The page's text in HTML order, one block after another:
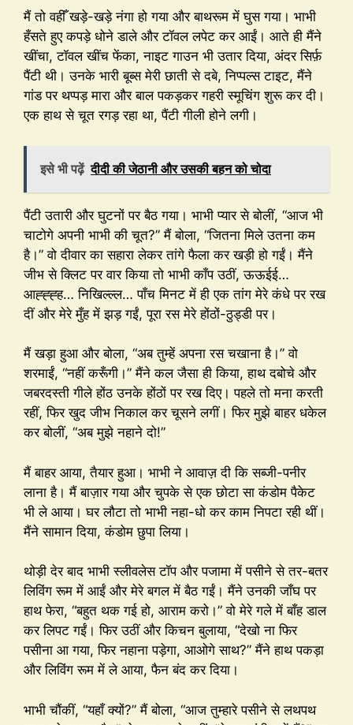
मैं तो वहीँ खड़े-खड़े नंगा हो गया और बाथरूम में घुस गया। भाभी
हँसते हुए कपड़े धोने डाले और टॉवल लपेट कर आईं। आते ही मैंने
खींचा, टॉवल खींच फेंका, नाइट गाउन भी उतार दिया, अंदर सिर्फ़
पैंटी थी। उनके भारी बूब्स मेरी छाती से दबे, निप्पल्स टाइट, मैंने
गांड पर थप्पड़ मारा और बाल पकड़कर गहरी स्मूचिंग शुरू कर दी।
एक हाथ से चूत रगड़ रहा था, पैंटी गीली होने लगी।
इसे भी पढ़ें दीदी की जेठानी और उसकी बहन को चोदा
पैंटी उतारी और घुटनों पर बैठ गया। भाभी प्यार से बोलीं, “आज भी
चाटोगे अपनी भाभी की चूत?” मैं बोला, “जितना मिले उतना कम
है।” वो दीवार का सहारा लेकर तांगे फैला कर खड़ी हो गईं। मैंने
जीभ से क्लिट पर वार किया तो भाभी काँप उठीं, ऊऊईई…
आह्ह्ह्ह… निखिल्ल्ल… पाँच मिनट में ही एक तांग मेरे कंधे पर रख
दीं और मेरे मुँह में झड़ गईं, पूरा रस मेरे होंठों-ठुड्डी पर।
मैं खड़ा हुआ और बोला, “अब तुम्हें अपना रस चखाना है।” वो
शरमाईं, “नहीं करूँगी।” मैंने कल जैसा ही किया, हाथ दबोचे और
जबरदस्ती गीले होंठ उनके होंठों पर रख दिए। पहले तो मना करती
रहीं, फिर खुद जीभ निकाल कर चूसने लगीं। फिर मुझे बाहर धकेल
कर बोलीं, “अब मुझे नहाने दो!”
मैं बाहर आया, तैयार हुआ। भाभी ने आवाज़ दी कि सब्जी-पनीर
लाना है। मैं बाज़ार गया और चुपके से एक छोटा सा कंडोम पैकेट
भी ले आया। घर लौटा तो भाभी नहा-धो कर काम निपटा रही थीं।
मैंने सामान दिया, कंडोम छुपा लिया।
थोड़ी देर बाद भाभी स्लीवलेस टॉप और पजामा में पसीने से तर-बतर
लिविंग रूम में आईं और मेरे बगल में बैठ गईं। मैंने उनकी जाँघ पर
हाथ फेरा, “बहुत थक गई हो, आराम करो।” वो मेरे गले में बाँह डाल
कर लिपट गईं। फिर उठीं और किचन बुलाया, “देखो ना फिर
पसीना आ गया, फिर नहाना पड़ेगा, आओगे साथ?” मैंने हाथ पकड़ा
और लिविंग रूम में ले आया, फैन बंद कर दिया।
भाभी चौंकीं, “यहाँ क्यों?” मैं बोला, “आज तुम्हारे पसीने से लथपथ